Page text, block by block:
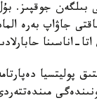
بىلگەن جوقپىز.
جاۋاپ بەرە
اناسىنا
پوليتسيا